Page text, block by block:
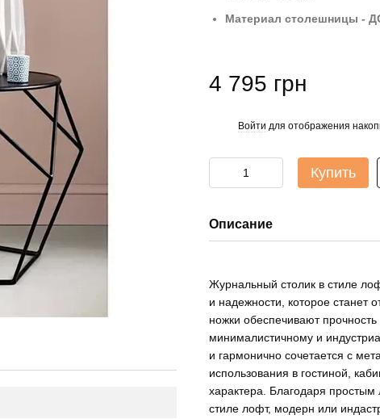
Материал столешницы -
4 795 грн
Войти для отображения
Купить
Описание
Журнальный столик в стиле
и надежности, которое станет
ножки обеспечивают прочность
минималистичному и
и гармонично сочетается с
использования в гостиной,
характера. Благодаря простым
стиле лофт, модерн или